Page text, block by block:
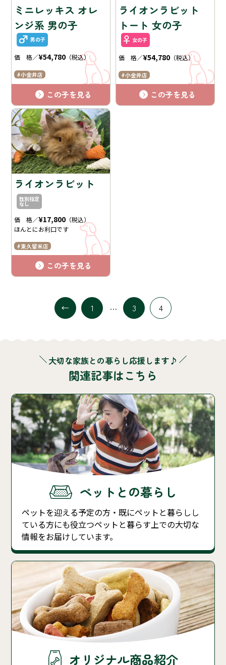
ミニレッキス オレ
ンジ系 男の子
男の子
価 格／¥54,780 （税込）
小金井店
この子を見る
ライオンラビット
トート 女の子
女の子
価 格／¥54,780 （税込）
小金井店
この子を見る
ライオンラビット
性別指定
なし
価 格／¥17,800 （税込）
ほんとにお利口です
東久留米店
この子を見る
1 … 3 4
大切な家族との暮らし応援します♪
関連記事はこちら
ペットとの暮らし
ペットを迎える予定の方・既にペットと暮らしし
ている方にも役立つペットと暮らす上での大切な
情報をお届けしています。
オリジナル商品紹介